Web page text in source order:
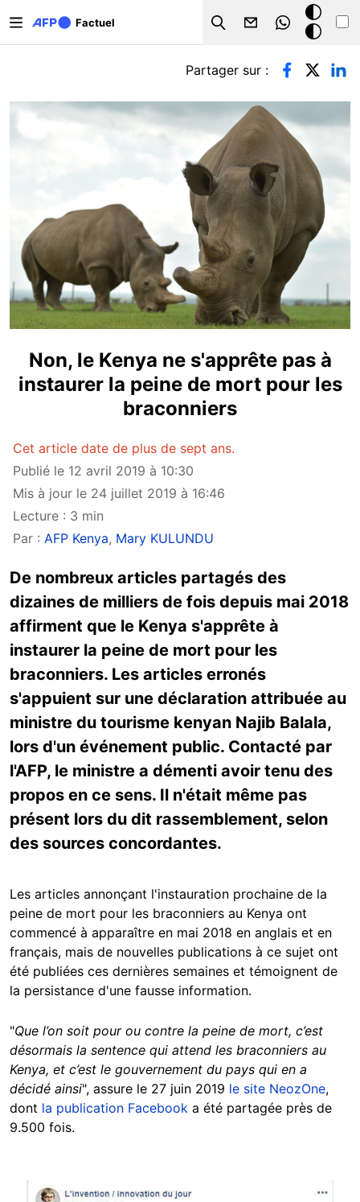
Factuel
Search
Mode
sombre
Onglets principaux
Partager sur :
Non, le Kenya ne s'apprête pas à
instaurer la peine de mort pour les
braconniers
Cet article date de plus de sept ans.
Publié le 12 avril 2019 à 10:30
Mis à jour le 24 juillet 2019 à 16:46
Lecture : 3 min
Par : AFP Kenya, Mary KULUNDU
De nombreux articles partagés des
dizaines de milliers de fois depuis mai 2018
affirment que le Kenya s'apprête à
instaurer la peine de mort pour les
braconniers. Les articles erronés
s'appuient sur une déclaration attribuée au
ministre du tourisme kenyan Najib Balala,
lors d'un événement public. Contacté par
l'AFP, le ministre a démenti avoir tenu des
propos en ce sens. Il n'était même pas
présent lors du dit rassemblement, selon
des sources concordantes.
Les articles annonçant l'instauration prochaine de la
peine de mort pour les braconniers au Kenya ont
commencé à apparaître en mai 2018 en anglais et en
français, mais de nouvelles publications à ce sujet ont
été publiées ces dernières semaines et témoignent de
la persistance d'une fausse information.
"Que l’on soit pour ou contre la peine de mort, c’est
désormais la sentence qui attend les braconniers au
Kenya, et c’est le gouvernement du pays qui en a
décidé ainsi", assure le 27 juin 2019 le site NeozOne,
dont la publication Facebook a été partagée près de
9.500 fois.
Image